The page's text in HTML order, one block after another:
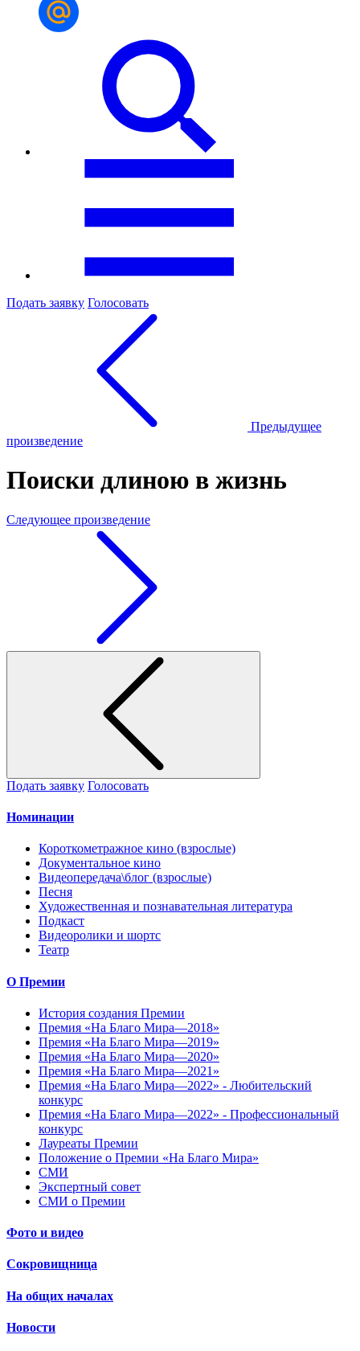
Подать заявку Голосовать
Предыдущее
произведение
Поиски длиною в жизнь
Следующее произведение
Подать заявку Голосовать
Номинации
Короткометражное кино (взрослые)
Документальное кино
Видеопередача\блог (взрослые)
Песня
Художественная и познавательная литература
Подкаст
Видеоролики и шортс
Театр
О Премии
История создания Премии
Премия «На Благо Мира—2018»
Премия «На Благо Мира—2019»
Премия «На Благо Мира—2020»
Премия «На Благо Мира—2021»
Премия «На Благо Мира—2022» - Любительский
конкурс
Премия «На Благо Мира—2022» - Профессиональный
конкурс
Лауреаты Премии
Положение о Премии «На Благо Мира»
СМИ
Экспертный совет
СМИ о Премии
Фото и видео
Сокровищница
На общих началах
Новости